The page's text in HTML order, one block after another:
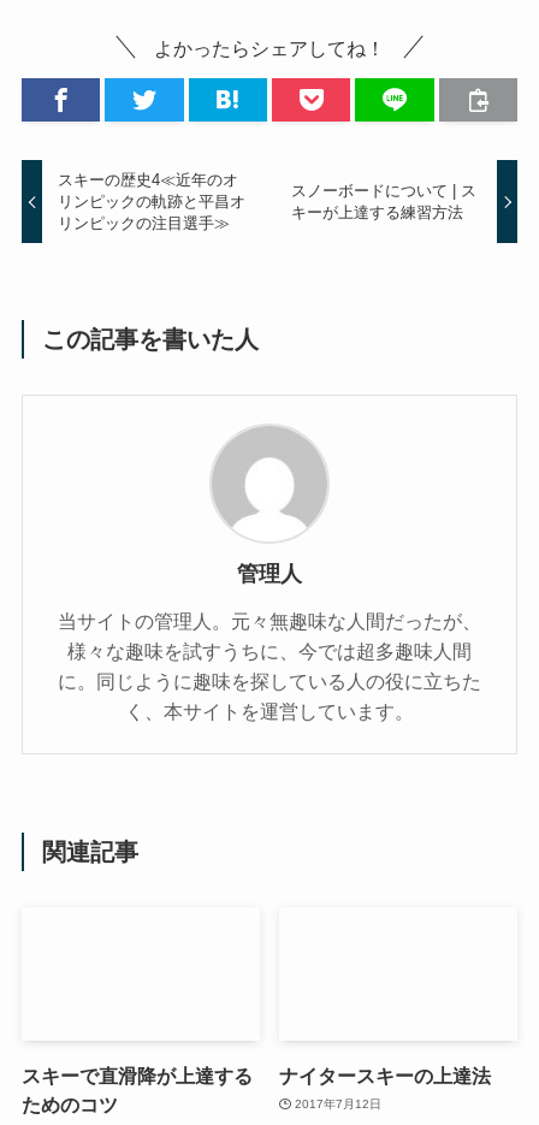
よかったらシェアしてね！
スキーの歴史4≪近年のオ
リンピックの軌跡と平昌オ
リンピックの注目選手≫
スノーボードについて | ス
キーが上達する練習方法
この記事を書いた人
管理人
当サイトの管理人。元々無趣味な人間だったが、
様々な趣味を試すうちに、今では超多趣味人間
に。同じように趣味を探している人の役に立ちた
く、本サイトを運営しています。
関連記事
スキーで直滑降が上達する
ためのコツ
ナイタースキーの上達法
2017年7月12日